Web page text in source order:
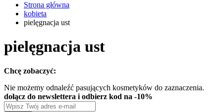
Strona główna
kobieta
pielęgnacja ust
pielęgnacja ust
Chcę zobaczyć:
Nie możemy odnaleźć pasujących kosmetyków do zaznaczenia.
dołącz do newslettera i odbierz kod na -10%